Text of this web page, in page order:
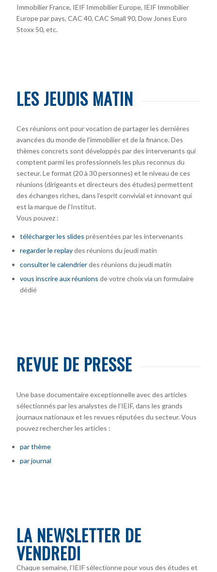
Immobilier France, IEIF Immobilier Europe, IEIF Immobilier
Europe par pays, CAC 40, CAC Small 90, Dow Jones Euro
Stoxx 50, etc.
LES JEUDIS MATIN
Ces réunions ont pour vocation de partager les dernières
avancées du monde de l’immobilier et de la finance. Des
thèmes concrets sont développés par des intervenants qui
comptent parmi les professionnels les plus reconnus du
secteur. Le format (20 à 30 personnes) et le niveau de ces
réunions (dirigeants et directeurs des études) permettent
des échanges riches, dans l’esprit convivial et innovant qui
est la marque de l’Institut.
Vous pouvez :
télécharger les slides présentées par les intervenants
regarder le replaydes réunions du jeudi matin
consulter le calendrierdes réunions du jeudi matin
vous inscrire aux réunions de votre choix via un formulaire
dédié
REVUE DE PRESSE
Une base documentaire exceptionnelle avec des articles
sélectionnés par les analystes de l’IEIF, dans les grands
journaux nationaux et les revues réputées du secteur. Vous
pouvez rechercher les articles :
par thème
par journal
LA NEWSLETTER DE
VENDREDI
Chaque semaine, l’IEIF sélectionne pour vous des études et